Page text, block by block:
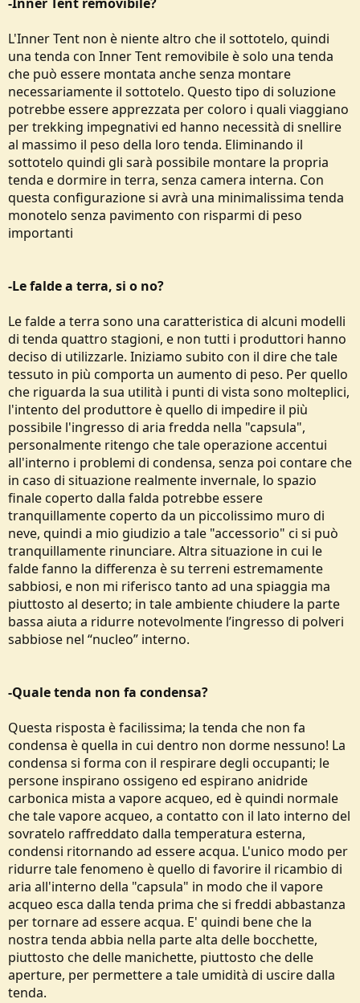
L'Inner Tent non è niente altro che il sottotelo, quindi
una tenda con Inner Tent removibile è solo una tenda
che può essere montata anche senza montare
necessariamente il sottotelo. Questo tipo di soluzione
potrebbe essere apprezzata per coloro i quali viaggiano
per trekking impegnativi ed hanno necessità di snellire
al massimo il peso della loro tenda. Eliminando il
sottotelo quindi gli sarà possibile montare la propria
tenda e dormire in terra, senza camera interna. Con
questa configurazione si avrà una minimalissima tenda
monotelo senza pavimento con risparmi di peso
importanti
-Le falde a terra, si o no?
Le falde a terra sono una caratteristica di alcuni modelli
di tenda quattro stagioni, e non tutti i produttori hanno
deciso di utilizzarle. Iniziamo subito con il dire che tale
tessuto in più comporta un aumento di peso. Per quello
che riguarda la sua utilità i punti di vista sono molteplici,
l'intento del produttore è quello di impedire il più
possibile l'ingresso di aria fredda nella "capsula",
personalmente ritengo che tale operazione accentui
all'interno i problemi di condensa, senza poi contare che
in caso di situazione realmente invernale, lo spazio
finale coperto dalla falda potrebbe essere
tranquillamente coperto da un piccolissimo muro di
neve, quindi a mio giudizio a tale "accessorio" ci si può
tranquillamente rinunciare. Altra situazione in cui le
falde fanno la differenza è su terreni estremamente
sabbiosi, e non mi riferisco tanto ad una spiaggia ma
piuttosto al deserto; in tale ambiente chiudere la parte
bassa aiuta a ridurre notevolmente l’ingresso di polveri
sabbiose nel “nucleo” interno.
-Quale tenda non fa condensa?
Questa risposta è facilissima; la tenda che non fa
condensa è quella in cui dentro non dorme nessuno! La
condensa si forma con il respirare degli occupanti; le
persone inspirano ossigeno ed espirano anidride
carbonica mista a vapore acqueo, ed è quindi normale
che tale vapore acqueo, a contatto con il lato interno del
sovratelo raffreddato dalla temperatura esterna,
condensi ritornando ad essere acqua. L'unico modo per
ridurre tale fenomeno è quello di favorire il ricambio di
aria all'interno della "capsula" in modo che il vapore
acqueo esca dalla tenda prima che si freddi abbastanza
per tornare ad essere acqua. E' quindi bene che la
nostra tenda abbia nella parte alta delle bocchette,
piuttosto che delle manichette, piuttosto che delle
aperture, per permettere a tale umidità di uscire dalla
tenda.